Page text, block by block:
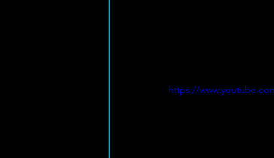
https://